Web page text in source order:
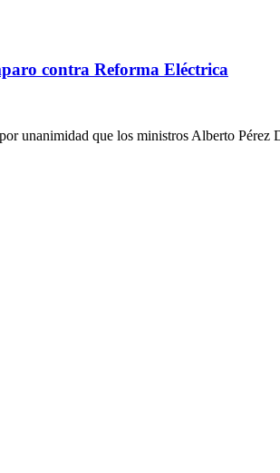
contra Reforma Eléctrica
unanimidad que los ministros Alberto Pérez